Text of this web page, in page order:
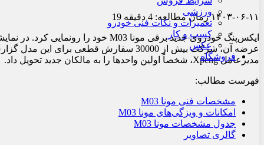
ورزشی
تعمیرات و نکات فنی خودرو
کسب و کار
عکس
فروشگاه
۱۴۰۳-۰۶-۱۱زمان مطالعه: 4 دقیقه
مدیرعامل Xpeng، شخصاً اولین واحدها را به مالکان جدید تحویل داد.
فهرست مطالب:
مشخصات فنی مونا M03
امکانات و ویزگی‌های مونا M03
جدول مشخصات مونا M03
گالری تصاویر